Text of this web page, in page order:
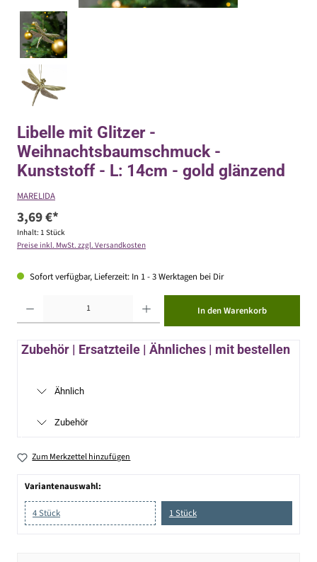
Libelle mit Glitzer -
Weihnachtsbaumschmuck -
Kunststoff - L: 14cm - gold glänzend
MARELIDA
3,69 €*
Inhalt: 1 Stück
Preise inkl. MwSt. zzgl. Versandkosten
Sofort verfügbar, Lieferzeit: In 1 - 3 Werktagen bei Dir
In den Warenkorb
Zubehör | Ersatzteile | Ähnliches | mit bestellen
Ähnlich
Zubehör
Zum Merkzettel hinzufügen
Variantenauswahl:
4 Stück 1 Stück